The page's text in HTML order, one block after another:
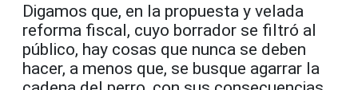
Digamos que, en la propuesta y velada
reforma fiscal, cuyo borrador se filtró al
público, hay cosas que nunca se deben
hacer, a menos que, se busque agarrar la